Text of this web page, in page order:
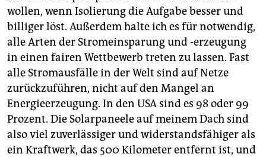
wollen, wenn Isolierung die Aufgabe besser und
billiger löst. Außerdem halte ich es für notwendig,
alle Arten der Stromeinsparung und -erzeugung
in einen fairen Wettbewerb treten zu lassen. Fast
alle Stromausfälle in der Welt sind auf Netze
zurückzuführen, nicht auf den Mangel an
Energieerzeugung. In den USA sind es 98 oder 99
Prozent. Die Solarpaneele auf meinem Dach sind
also viel zuverlässiger und widerstandsfähiger als
ein Kraftwerk, das 500 Kilometer entfernt ist, und